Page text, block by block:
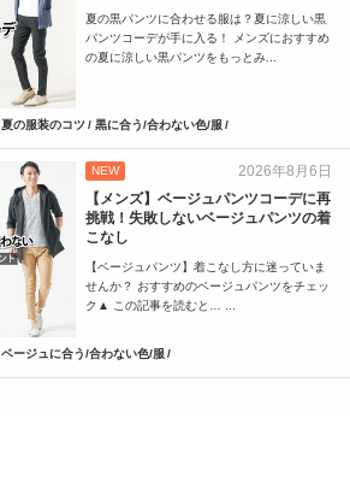
夏の黒パンツに合わせる服は？夏に涼しい黒
パンツコーデが手に入る！ メンズにおすすめ
の夏に涼しい黒パンツをもっとみ...
夏の服装のコツ 黒に合う/合わない色/服
NEW
2026年8月6日
【メンズ】ベージュパンツコーデに再
挑戦！失敗しないベージュパンツの着
こなし
【ベージュパンツ】着こなし方に迷っていま
せんか？ おすすめのベージュパンツをチェッ
ク▲ この記事を読むと… ...
ベージュに合う/合わない色/服